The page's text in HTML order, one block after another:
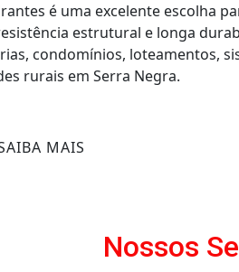
é uma excelente escolha
estrutural e longa
condomínios, loteamentos,
rurais em Serra Negra.
MAIS
Nossos